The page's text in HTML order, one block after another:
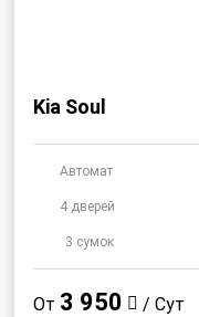
Kia Soul
Автомат
4 дверей
3 сумок
От 3 950 / Сут